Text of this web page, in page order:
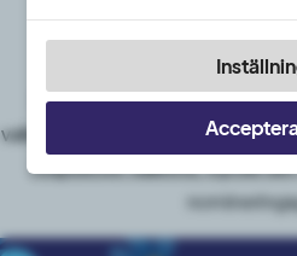
valnämnderna ska få så få
Antal
Det trycks 0,7 valsedel per
valkrets. Finns det exempelvis